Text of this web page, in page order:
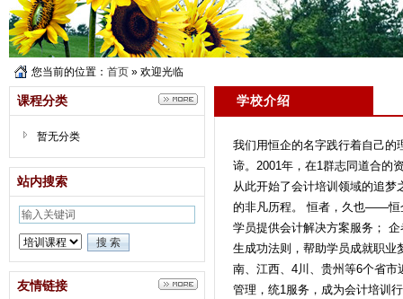
您当前的位置： 首页 » 欢迎光临
课程分类
暂无分类
站内搜索
友情链接
学校介绍
我们用恒企的名字践行着自己的
谛。2001年，在1群志同道合的
从此开始了会计培训领域的追
的非凡历程。 恒者，久也——恒
学员提供会计解决方案服务；
生成功法则，帮助学员成就职业
南、江西、4川、贵州等6个省
管理，统1服务，成为会计培训